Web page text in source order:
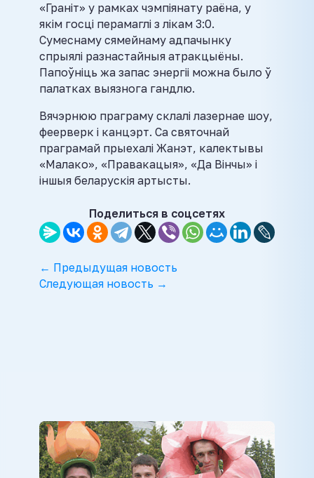
«Граніт» у рамках чэмпіянату раёна, у
якім госці перамаглі з лікам 3:0.
Сумеснаму сямейнаму адпачынку
спрыялі разнастайныя атракцыёны.
Папоўніць жа запас энергіі можна было ў
палатках выязнога гандлю.
Вячэрнюю праграму склалі лазернае шоу,
феерверк і канцэрт. Са святочнай
праграмай прыехалі Жанэт, калектывы
«Малако», «Правакацыя», «Да Вінчы» і
іншыя беларускія артысты.
Поделиться в соцсетях
← Предыдущая новость
Следующая новость →